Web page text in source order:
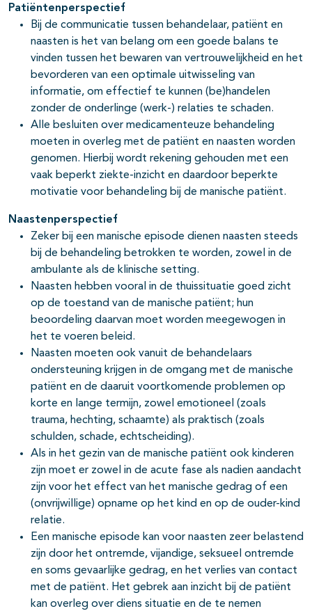
Patiëntenperspectief
Bij de communicatie tussen behandelaar, patiënt en
naasten is het van belang om een goede balans te
vinden tussen het bewaren van vertrouwelijkheid en het
bevorderen van een optimale uitwisseling van
informatie, om effectief te kunnen (be)handelen
zonder de onderlinge (werk-) relaties te schaden.
Alle besluiten over medicamenteuze behandeling
moeten in overleg met de patiënt en naasten worden
genomen. Hierbij wordt rekening gehouden met een
vaak beperkt ziekte-inzicht en daardoor beperkte
motivatie voor behandeling bij de manische patiënt.
Naastenperspectief
Zeker bij een manische episode dienen naasten steeds
bij de behandeling betrokken te worden, zowel in de
ambulante als de klinische setting.
Naasten hebben vooral in de thuissituatie goed zicht
op de toestand van de manische patiënt; hun
beoordeling daarvan moet worden meegewogen in
het te voeren beleid.
Naasten moeten ook vanuit de behandelaars
ondersteuning krijgen in de omgang met de manische
patiënt en de daaruit voortkomende problemen op
korte en lange termijn, zowel emotioneel (zoals
trauma, hechting, schaamte) als praktisch (zoals
schulden, schade, echtscheiding).
Als in het gezin van de manische patiënt ook kinderen
zijn moet er zowel in de acute fase als nadien aandacht
zijn voor het effect van het manische gedrag of een
(onvrijwillige) opname op het kind en op de ouder-kind
relatie.
Een manische episode kan voor naasten zeer belastend
zijn door het ontremde, vijandige, seksueel ontremde
en soms gevaarlijke gedrag, en het verlies van contact
met de patiënt. Het gebrek aan inzicht bij de patiënt
kan overleg over diens situatie en de te nemen